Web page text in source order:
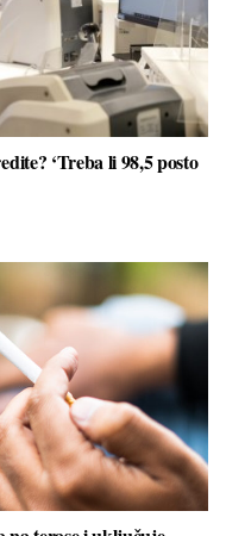
‘Treba li 98,5 posto